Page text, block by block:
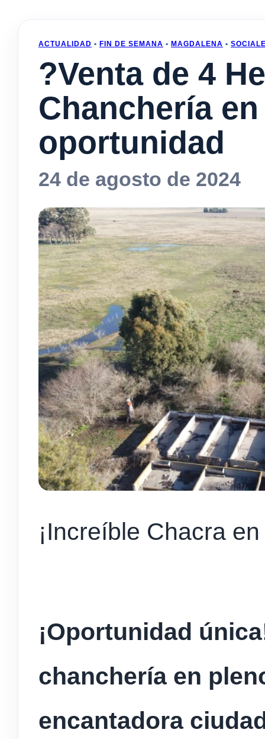
ACTUALIDAD • FIN DE SEMANA • MAGDALENA •
?Venta de 4
Chanchería
oportunidad
24 de agosto de 2024
¡Increíble Chacra
¡Oportunidad
chanchería en
encantadora